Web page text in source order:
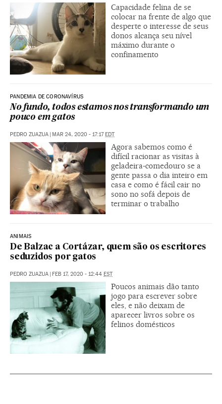
Capacidade felina de se
colocar na frente de algo que
desperte o interesse de seus
donos alcança seu nível
máximo durante o
confinamento
PANDEMIA DE CORONAVÍRUS
No fundo, todos estamos nos transformando um
pouco em gatos
PEDRO ZUAZUA MAR 24, 2020 - 17:17 EDT
Agora sabemos como é
difícil racionar as visitas à
geladeira-comedouro se a
gente passa o dia inteiro em
casa e como é fácil cair no
sono no sofá depois de
terminar o trabalho
ANIMAIS
De Balzac a Cortázar, quem são os escritores
seduzidos por gatos
PEDRO ZUAZUA | FEB 17, 2020 - 12:44 EST
Poucos animais dão tanto
jogo para escrever sobre
eles, e não deixam de
aparecer livros sobre os
felinos domésticos